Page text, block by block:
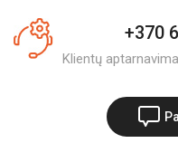
+370
Klientų